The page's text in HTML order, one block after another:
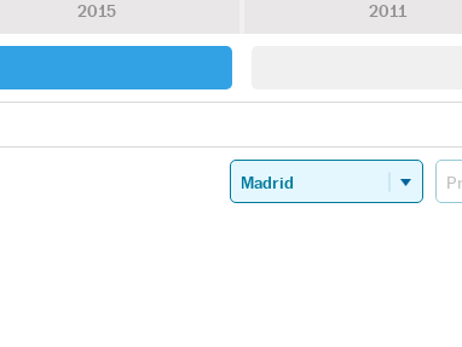
2015 2011